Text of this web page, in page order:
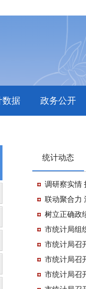
数据 政务公开
统计动态
调研察实情
联动聚合力
树立正确政
市统计局组
市统计局召
市统计局召
市统计局召